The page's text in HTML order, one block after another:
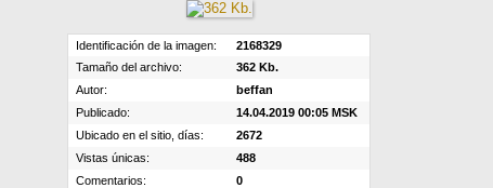
Identificación de la imagen:
2168329
Tamaño del archivo:
362 Kb.
Autor:
beffan
Publicado:
14.04.2019 00:05 MSK
Ubicado en el sitio, días:
2672
Vistas únicas:
488
Comentarios:
0